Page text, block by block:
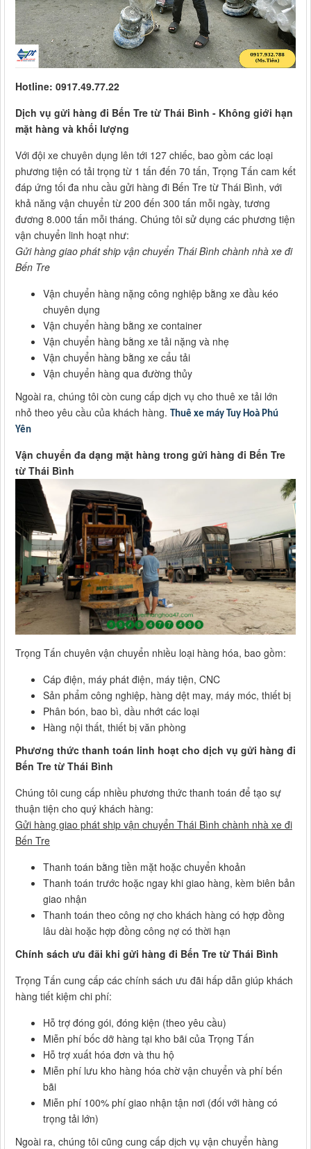
Hotline: 0917.49.77.22
Dịch vụ gửi hàng đi Bến Tre từ Thái Bình - Không giới hạn
mặt hàng và khối lượng
Với đội xe chuyên dụng lên tới 127 chiếc, bao gồm các loại
phương tiện có tải trọng từ 1 tấn đến 70 tấn, Trọng Tấn cam kết
đáp ứng tối đa nhu cầu gửi hàng đi Bến Tre từ Thái Bình, với
khả năng vận chuyển từ 200 đến 300 tấn mỗi ngày, tương
đương 8.000 tấn mỗi tháng. Chúng tôi sử dụng các phương tiện
vận chuyển linh hoạt như:
Gửi hàng giao phát ship vận chuyển Thái Bình chành nhà xe đi
Bến Tre
Vận chuyển hàng nặng công nghiệp bằng xe đầu kéo
chuyên dụng
Vận chuyển hàng bằng xe container
Vận chuyển hàng bằng xe tải nặng và nhẹ
Vận chuyển hàng bằng xe cẩu tải
Vận chuyển hàng qua đường thủy
Ngoài ra, chúng tôi còn cung cấp dịch vụ cho thuê xe tải lớn
nhỏ theo yêu cầu của khách hàng. Thuê xe máy Tuy Hoà Phú
Yên
Vận chuyển đa dạng mặt hàng trong gửi hàng đi Bến Tre
từ Thái Bình
Trọng Tấn chuyên vận chuyển nhiều loại hàng hóa, bao gồm:
Cáp điện, máy phát điện, máy tiện, CNC
Sản phẩm công nghiệp, hàng dệt may, máy móc, thiết bị
Phân bón, bao bì, dầu nhớt các loại
Hàng nội thất, thiết bị văn phòng
Phương thức thanh toán linh hoạt cho dịch vụ gửi hàng đi
Bến Tre từ Thái Bình
Chúng tôi cung cấp nhiều phương thức thanh toán để tạo sự
thuận tiện cho quý khách hàng:
Gửi hàng giao phát ship vận chuyển Thái Bình chành nhà xe đi
Bến Tre
Thanh toán bằng tiền mặt hoặc chuyển khoản
Thanh toán trước hoặc ngay khi giao hàng, kèm biên bản
giao nhận
Thanh toán theo công nợ cho khách hàng có hợp đồng
lâu dài hoặc hợp đồng công nợ có thời hạn
Chính sách ưu đãi khi gửi hàng đi Bến Tre từ Thái Bình
Trọng Tấn cung cấp các chính sách ưu đãi hấp dẫn giúp khách
hàng tiết kiệm chi phí:
Hỗ trợ đóng gói, đóng kiện (theo yêu cầu)
Miễn phí bốc dỡ hàng tại kho bãi của Trọng Tấn
Hỗ trợ xuất hóa đơn và thu hộ
Miễn phí lưu kho hàng hóa chờ vận chuyển và phí bến
bãi
Miễn phí 100% phí giao nhận tận nơi (đối với hàng có
trọng tải lớn)
Ngoài ra, chúng tôi cũng cung cấp dịch vụ vận chuyển hàng